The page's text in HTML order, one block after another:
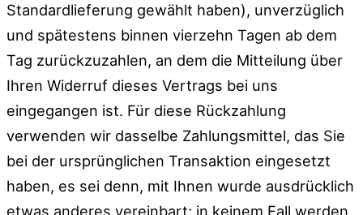
Standardlieferung gewählt haben), unverzüglich
und spätestens binnen vierzehn Tagen ab dem
Tag zurückzuzahlen, an dem die Mitteilung über
Ihren Widerruf dieses Vertrags bei uns
eingegangen ist. Für diese Rückzahlung
verwenden wir dasselbe Zahlungsmittel, das Sie
bei der ursprünglichen Transaktion eingesetzt
haben, es sei denn, mit Ihnen wurde ausdrücklich
etwas anderes vereinbart; in keinem Fall werden